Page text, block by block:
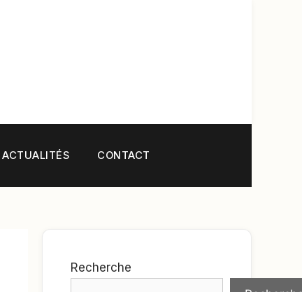
ACTUALITÉS CONTACT
Recherche